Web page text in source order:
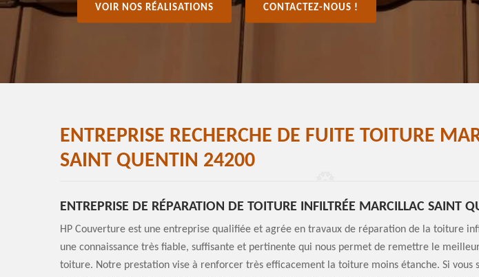
VOIR NOS RÉALISATIONS CONTACTEZ-NOUS !
ENTREPRISE RECHERCHE DE FUITE TOITURE
SAINT QUENTIN 24200
ENTREPRISE DE RÉPARATION DE TOITURE INFILTRÉE MARCILLAC SAINT
HP Couverture est une entreprise qualifiée et agrée en travaux de réparation de la toiture
une connaissance très fiable, suffisante et pertinente qui nous permet de remettre le
toiture. Notre prestation vise à renforcer très efficacement la toiture moins étanche. Si vous